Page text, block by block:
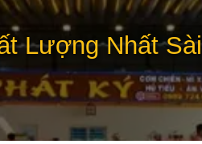
Lượng Nhất